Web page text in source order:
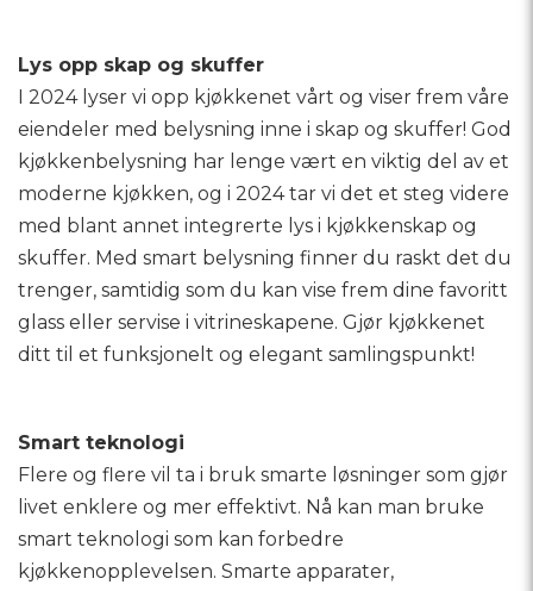
Lys opp skap og skuffer
I 2024 lyser vi opp kjøkkenet vårt og viser frem våre
eiendeler med belysning inne i skap og skuffer! God
kjøkkenbelysning har lenge vært en viktig del av et
moderne kjøkken, og i 2024 tar vi det et steg videre
med blant annet integrerte lys i kjøkkenskap og
skuffer. Med smart belysning finner du raskt det du
trenger, samtidig som du kan vise frem dine favoritt
glass eller servise i vitrineskapene. Gjør kjøkkenet
ditt til et funksjonelt og elegant samlingspunkt!
Smart teknologi
Flere og flere vil ta i bruk smarte løsninger som gjør
livet enklere og mer effektivt. Nå kan man bruke
smart teknologi som kan forbedre
kjøkkenopplevelsen. Smarte apparater,